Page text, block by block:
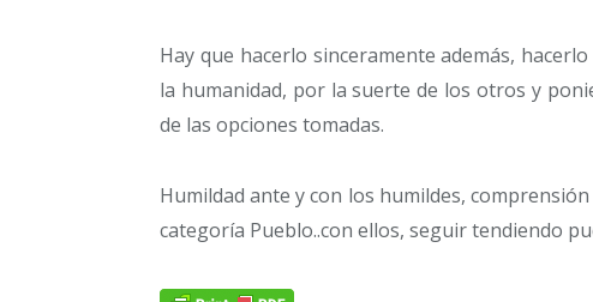
Hay que hacerlo sinceramente además,
la humanidad, por la suerte de los otros y
de las opciones tomadas.
Humildad ante y con los humildes,
categoría Pueblo..con ellos, seguir tendiendo